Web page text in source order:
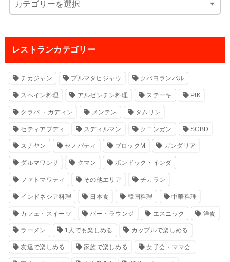
レストランカテゴリー
チカジャン プルマタヒジャウ クバヨランバル
スペイン料理 アルゼンチン料理 ステーキ PIK
クラパ ・ガディン メンテン タムリン
セティアブディ スディルマン クニンガン SCBD
スナヤン セノパティ ブロックM ガンダリア
ダルマワンサ クマン ポンドック・インダ
ファトマワティ その他エリア チカラン
インドネシア料理 日本食 韓国料理 中華料理
カフェ・スイーツ バー・ラウンジ エスニック 洋食
ラーメン 1人でも楽しめる カップルで楽しめる
友達で楽しめる 家族で楽しめる 女子会・ママ会